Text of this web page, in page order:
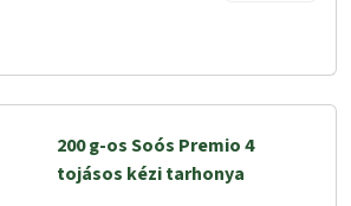
200 g-os Soós Premio 4
tojásos kézi tarhonya